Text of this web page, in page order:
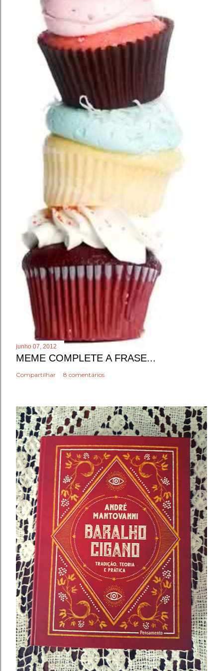
junho 07, 2012
MEME COMPLETE A FRASE...
Compartilhar 8 comentários